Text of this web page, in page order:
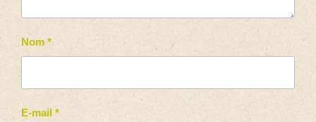
Nom *
E-mail *